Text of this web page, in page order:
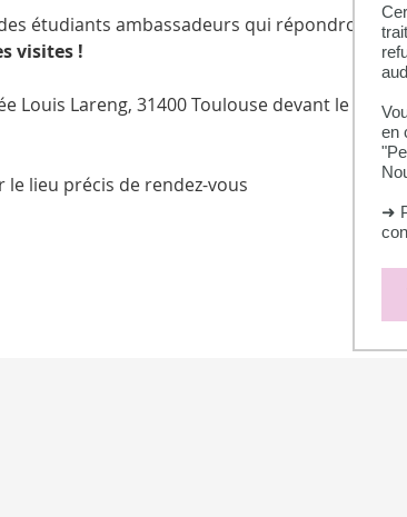
en
➜
étudiants ambassadeurs qui répondront à
visites !
Louis Lareng, 31400 Toulouse devant le
lieu précis de rendez-vous